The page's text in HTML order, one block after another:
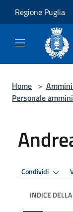
Regione Puglia
Home >
Personale
Condividi
INDICE